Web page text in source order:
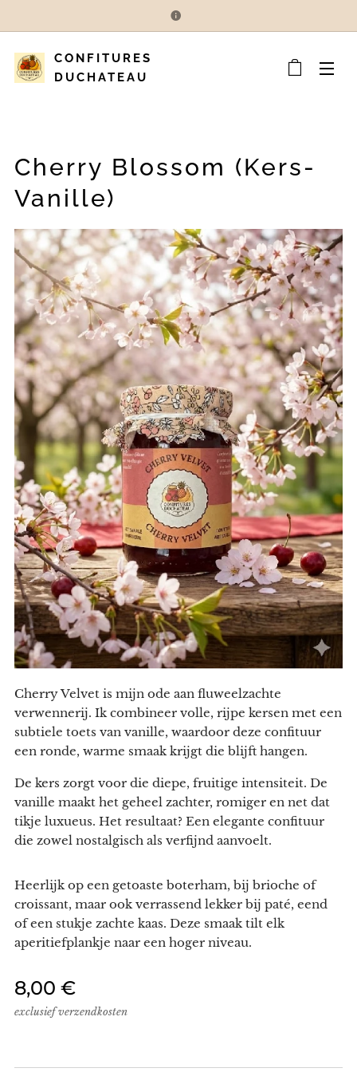
CONFITURES
DUCHATEAU
Cherry Blossom (Kers-
Vanille)
Cherry Velvet is mijn ode aan fluweelzachte
verwennerij. Ik combineer volle, rijpe kersen met een
subtiele toets van vanille, waardoor deze confituur
een ronde, warme smaak krijgt die blijft hangen.
De kers zorgt voor die diepe, fruitige intensiteit. De
vanille maakt het geheel zachter, romiger en net dat
tikje luxueus. Het resultaat? Een elegante confituur
die zowel nostalgisch als verfijnd aanvoelt.
Heerlijk op een getoaste boterham, bij brioche of
croissant, maar ook verrassend lekker bij paté, eend
of een stukje zachte kaas. Deze smaak tilt elk
aperitiefplankje naar een hoger niveau.
8,00 €
exclusief verzendkosten